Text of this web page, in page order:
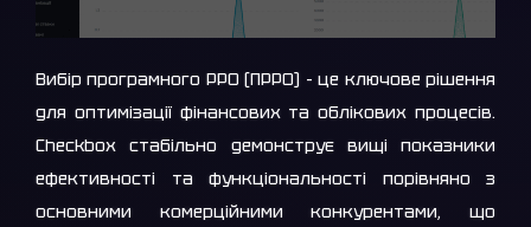
Вибір програмного РРО (ПРРО) – це ключове рішення
для оптимізації фінансових та облікових процесів.
Checkbox стабільно демонструє вищі показники
ефективності та функціональності порівняно з
основними комерційними конкурентами, що